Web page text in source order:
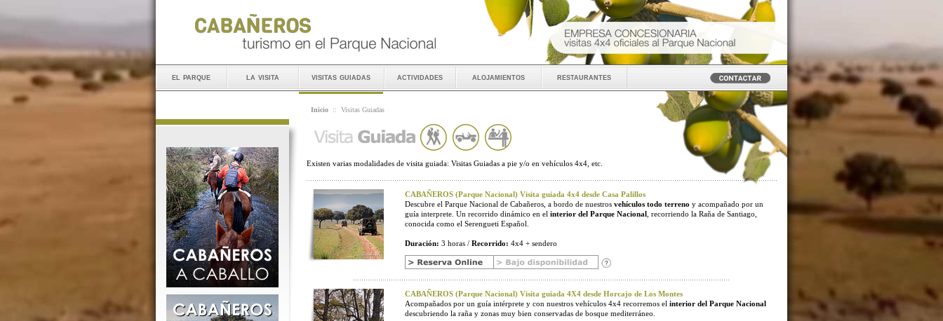
el parque la visita visitas guiadas actividades alojamientos restaurantes
Inicio :: Visitas Guiadas
Existen varias modalidades de visita guiada: Visitas Guiadas a pie y/o en vehículos 4x4, etc.
CABAÑEROS (Parque Nacional) Visita guiada 4x4 desde Casa Palillos
Descubre el Parque Nacional de Cabañeros, a bordo de nuestros vehículos todo terreno y acompañado por un
guía interprete. Un recorrido dinámico en el interior del Parque Nacional , recorriendo la Raña de Santiago,
conocida como el Serengueti Español.
Duración: 3 horas / Recorrido: 4x4 + sendero
CABAÑEROS (Parque Nacional) Visita guiada 4X4 desde Horcajo de Los Montes
Acompañados por un guía intérprete y con nuestros vehículos 4x4 recorremos el interior del Parque Nacional
descubriendo la raña y zonas muy bien conservadas de bosque mediterráneo.